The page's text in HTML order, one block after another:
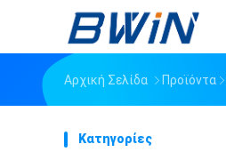
Αρχική Σελίδα Προϊόντα
Κατηγορίες